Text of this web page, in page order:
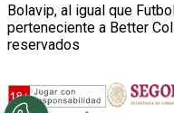
Bolavip, al igual que
perteneciente a Better
reservados